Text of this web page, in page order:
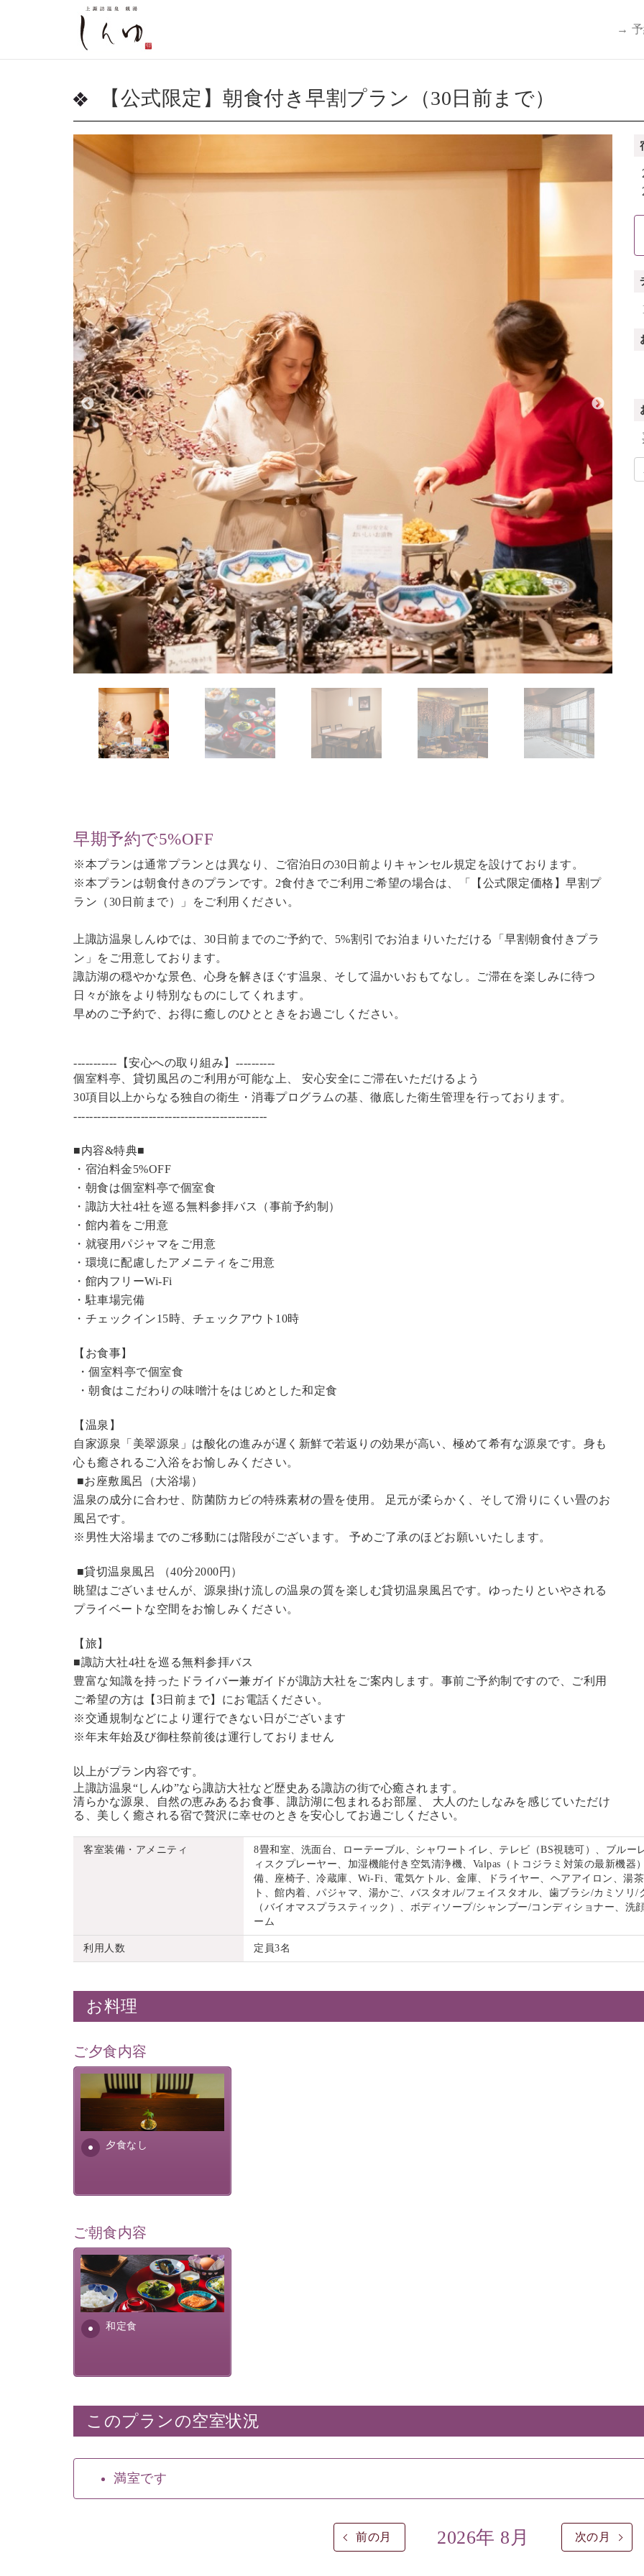
→ 予
【公式限定】朝食付き早割プラン（30日前まで）
早期予約で5%OFF
※本プランは通常プランとは異なり、ご宿泊日の30日前よりキャンセル規定を設けております。
※本プランは朝食付きのプランです。2食付きでご利用ご希望の場合は、「
【公式限定価格】早割プ
ラン（30日前まで）
」をご利用ください。
上諏訪温泉しんゆでは、30日前までのご予約で、5%割引でお泊まりいただける「早割朝食付きプラ
ン」をご用意しております。
諏訪湖の穏やかな景色、心身を解きほぐす温泉、そして温かいおもてなし。ご滞在を楽しみに待つ
日々が旅をより特別なものにしてくれます。
早めのご予約で、お得に癒しのひとときをお過ごしください。
-----------【安心への取り組み】----------
個室料亭、貸切風呂のご利用が可能な上、 安心安全にご滞在いただけるよう
30項目以上からなる独自の衛生・消毒プログラムの基、徹底した衛生管理を行っております。
-------------------------------------------------
■内容&特典■
・宿泊料金5%OFF
・朝食は個室料亭で個室食
・諏訪大社4社を巡る無料参拝バス（事前予約制）
・館内着をご用意
・就寝用パジャマをご用意
・環境に配慮したアメニティをご用意
・館内フリーWi-Fi
・駐車場完備
・チェックイン15時、チェックアウト10時
【お食事】
・個室料亭で個室食
・朝食はこだわりの味噌汁をはじめとした和定食
【温泉】
自家源泉「美翠源泉」は酸化の進みが遅く新鮮で若返りの効果が高い、極めて希有な源泉です。身も
心も癒されるご入浴をお愉しみください。
■お座敷風呂（大浴場）
温泉の成分に合わせ、防菌防カビの特殊素材の畳を使用。 足元が柔らかく、そして滑りにくい畳のお
風呂です。
※男性大浴場までのご移動には階段がございます。 予めご了承のほどお願いいたします。
■貸切温泉風呂 （40分2000円）
眺望はございませんが、源泉掛け流しの温泉の質を楽しむ貸切温泉風呂です。ゆったりといやされる
プライベートな空間をお愉しみください。
【旅】
■諏訪大社4社を巡る無料参拝バス
豊富な知識を持ったドライバー兼ガイドが諏訪大社をご案内します。 事前ご予約制ですので、ご利用
ご希望の方は【3日前まで】にお電話ください。
※交通規制などにより運行できない日がございます
※年末年始及び御柱祭前後は運行しておりません
以上がプラン内容です。
上諏訪温泉“しんゆ”なら諏訪大社など歴史ある諏訪の街で心癒されます。
清らかな源泉、自然の恵みあるお食事、諏訪湖に包まれるお部屋、 大人のたしなみを感じていただけ
る、美しく癒される宿で贅沢に幸せのときを安心してお過ごしください。
客室装備・アメニティ
8畳和室、洗面台、ローテーブル、シャワートイレ、テレビ（BS視聴可）、ブルー
ィスクプレーヤー、加湿機能付き空気清浄機、Valpas（トコジラミ対策の最新機器
備、座椅子、冷蔵庫、Wi-Fi、電気ケトル、金庫、ドライヤー、ヘアアイロン、湯
ト、館内着、パジャマ、湯かご、バスタオル/フェイスタオル、歯ブラシ/カミソリ/
（バイオマスプラスティック）、ボディソープ/シャンプー/コンディショナー、洗
ーム
利用人数 定員3名
お料理
ご夕食内容
夕食なし
夕食なしご夕食を追加される
場合は、二食付きのプランを
お選びくださいませ。
ご朝食内容
和定食
さっぱりとした和食膳に使わ
れる食材は、諏訪の名産品を
ふんだんに取り入れ、安心・
安全を心掛けた長野県産...
このプランの空室状況
満室です
前の月 2026年 8月 次の月